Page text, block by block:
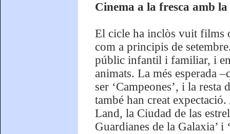
Cinema a la fresca amb
El cicle ha inclòs vuit films
com a principis de
públic infantil i familiar, i en
animats. La més esperada
ser ‘Campeones’, i la
també han creat
Land, la Ciudad de las
Guardianes de la Galaxia’ i